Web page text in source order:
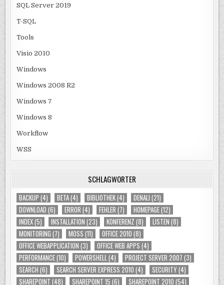
SQL Server 2019
T-SQL
Tools
Visio 2010
Windows
Windows 2008 R2
Windows 7
Windows 8
Workflow
WSS
SCHLAGWÖRTER
BACKUP (4) BETA(4) BIBLIOTHEK(4) DENALI (21)
DOWNLOAD (6) ERROR (4) FEHLER (7) HOMEPAGE(12)
INDEX(5) INSTALLATION (23) KONFERENZ (8) LISTEN (8)
MONITORING (7) MOSS (11) OFFICE 2010 (8)
OFFICE WEBAPPLICATION (3) OFFICE WEB APPS (4)
PERFORMANCE(10) POWERSHELL (4) PROJECT SERVER 2007 (3)
SEARCH (6) SEARCH SERVER EXPRESS 2010 (4) SECURITY(4)
SHAREPOINT (48) SHAREPOINT 15 (6) SHAREPOINT 2010 (54)